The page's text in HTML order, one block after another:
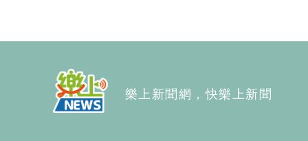
樂上新聞網，快樂上新聞